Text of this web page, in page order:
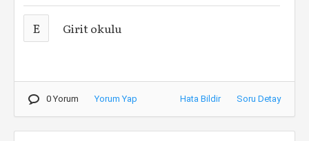
E Girit okulu
0 Yorum Yorum Yap Hata Bildir Soru Detay